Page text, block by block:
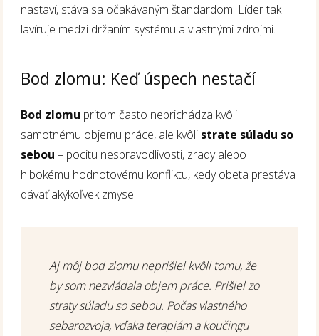
nastaví, stáva sa očakávaným štandardom. Líder tak
lavíruje medzi držaním systému a vlastnými zdrojmi.
Bod zlomu: Keď úspech nestačí
Bod zlomu pritom často neprichádza kvôli
samotnému objemu práce, ale kvôli strate súladu so
sebou – pocitu nespravodlivosti, zrady alebo
hlbokému hodnotovému konfliktu, kedy obeta prestáva
dávať akýkoľvek zmysel.
Aj môj bod zlomu neprišiel kvôli tomu, že
by som nezvládala objem práce. Prišiel zo
straty súladu so sebou. Počas vlastného
sebarozvoja, vďaka terapiám a koučingu